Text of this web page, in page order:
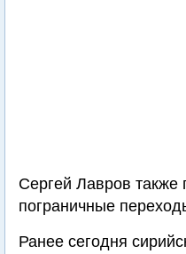
Сергей Лавров также
пограничные
Ранее сегодня